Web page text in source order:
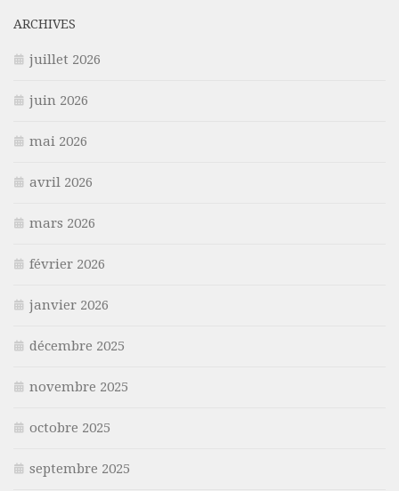
ARCHIVES
juillet 2026
juin 2026
mai 2026
avril 2026
mars 2026
février 2026
janvier 2026
décembre 2025
novembre 2025
octobre 2025
septembre 2025